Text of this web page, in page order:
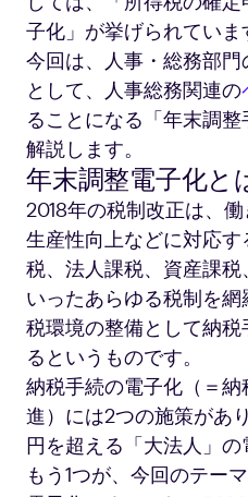
子化」が挙げられていま
今回は、人事・総務部
として、人事総務関連の
ることになる「年末調
解説します。
年末調整電子化と
2018年の税制改正は、
生産性向上などに対応
税、法人課税、資産課
いったあらゆる税制を
税環境の整備として納
るというものです。
納税手続の電子化（＝
進）には2つの施策があ
円を超える「大法人」の
もう1つが、今回のテー